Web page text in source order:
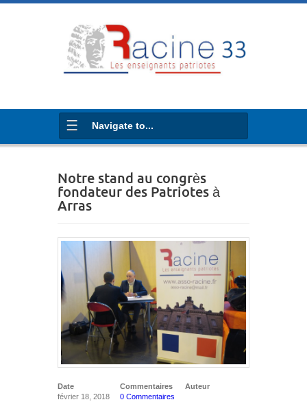
Navigate to...
Notre stand au congrès
fondateur des Patriotes à
Arras
Date
février 18, 2018
Commentaires
0 Commentaires
Auteur